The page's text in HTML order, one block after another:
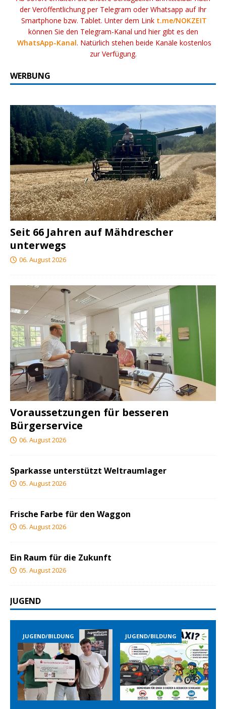
der Veröffentlichung per Telegram oder Whatsapp auf Ihr
Smartphone bzw. Tablet. Unter dem Link t.me/NOKZEIT
können Sie den Telegram-Kanal und hier gibt es den
WhatsApp-Kanal. Natürlich stehen beide Kanäle kostenlos
zur Verfügung.
WERBUNG
Seit 66 Jahren auf Mähdrescher
unterwegs
06. August 2026
Voraussetzungen für besseren
Bürgerservice
06. August 2026
Sparkasse unterstützt Weltraumlager
05. August 2026
Frische Farbe für den Waggon
05. August 2026
Ein Raum für die Zukunft
05. August 2026
JUGEND
JUGEND/BILDUNG JUGEND/BILDUNG
Prev
ious
Nex
t